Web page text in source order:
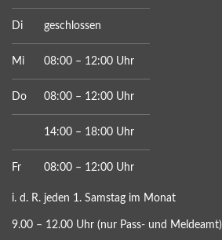
Di geschlossen
Mi 08:00 – 12:00 Uhr
Do 08:00 – 12:00 Uhr
14:00 – 18:00 Uhr
Fr 08:00 – 12:00 Uhr
i. d. R. jeden 1. Samstag im Monat
9.00 – 12.00 Uhr (nur Pass- und Meldeamt)